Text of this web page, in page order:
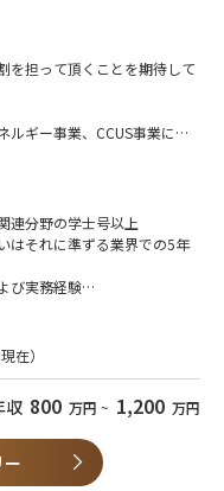
を担って頂くことを期待して
ルギー事業、CCUS事業に関
命予測
の参画、技術的課題に対す
業務
イン作成への関与
連分野の学士号以上
はそれに準ずる業界での5年
び実務経験
力
（規格策定プロセスに参画
守
ビジネスコミュニケーショ
在）
収 800 万円 ~ 1,200 万円